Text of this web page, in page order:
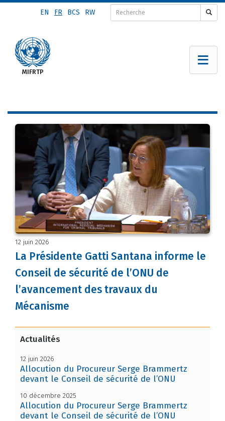
principal
EN FR BCS RW
12 juin 2026
La Présidente Gatti Santana informe le
Conseil de sécurité de l’ONU de
l’avancement des travaux du
Mécanisme
Actualités
12 juin 2026
Allocution du Procureur Serge Brammertz
devant le Conseil de sécurité de l’ONU
10 décembre 2025
Allocution du Procureur Serge Brammertz
devant le Conseil de sécurité de l’ONU